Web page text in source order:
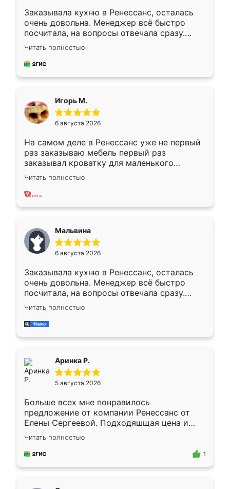
Заказывала кухню в Ренессанс, осталась
очень довольна. Менеджер всё быстро
посчитала, на вопросы отвечала сразу.
Замерщик приехал в субботу, подошёл к
делу со всей ответственностью. Собрали
за день, ребята работали аккуратно, даже
Читать полностью
Игорь М.
6 августа 2026
На самом деле в Ренессанс уже не первый
раз заказываю мебель первый раз
заказывал кроватку для маленького
ребёнка при его рождении ,во второй раз
заказал шкаф-купе. По качеству очень
хорошее сборка достаточно быстрая,
меньше, здесь же он более разнообразный.
Мне нравится ,если что-то потребуется из
мебели буду заказывать только здесь.
Читать полностью
Мальвина
6 августа 2026
Заказывала кухню в Ренессанс, осталась
очень довольна. Менеджер всё быстро
посчитала, на вопросы отвечала сразу.
Замерщик приехал в субботу, подошёл к
делу со всей ответственностью. Собрали
за день, ребята работали аккуратно, даже
Читать полностью
Аринка Р.
5 августа 2026
Больше всех мне понравилось
предложение от компании Ренессанс от
Елены Сергеевой. Подходяшщая цена и
короткие сроки изготовления. Приехавший
для замера сотрудник Владислав
предложил по моему эскизу самый
Читать полностью
1